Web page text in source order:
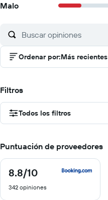
Malo
Ordenar por:Más recientes
Filtros
Todos los filtros
Puntuación de proveedores
8.8/10
8.8
10
342 opiniones